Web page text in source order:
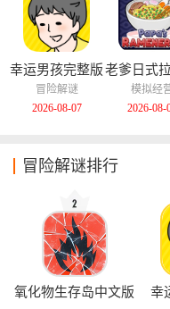
幸运男孩完整版
冒险解谜
2026-08-07
老爹日式
汉化
模拟经
2026-08-
冒险解谜排行
氧化物生存岛中文版 幸